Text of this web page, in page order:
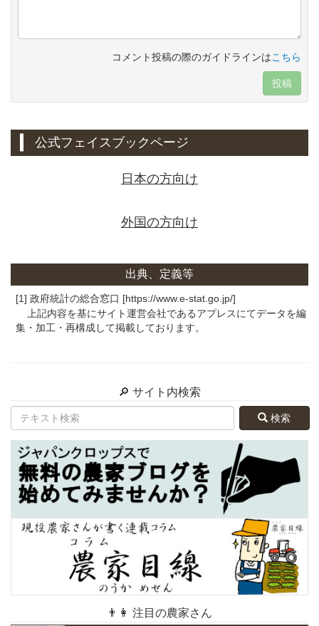
コメント投稿の際のガイドラインはこちら
投稿
公式フェイスブックページ
日本の方向け
外国の方向け
出典、定義等
[1] 政府統計の総合窓口 [https://www.e-stat.go.jp/]
上記内容を基にサイト運営会社であるアプレスにてデータを編
集・加工・再構成して掲載しております。
🔎 サイト内検索
検索
👨👩 注目の農家さん